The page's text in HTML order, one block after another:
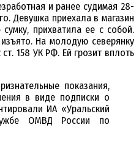
и ранее судимая 28-
Девушка приехала в магазин
прихватила ее с собой.
На молодую северянку
158 УК РФ. Ей грозит вплоть
показания,
в виде подписки о
ИА «Уральский
ОМВД России по